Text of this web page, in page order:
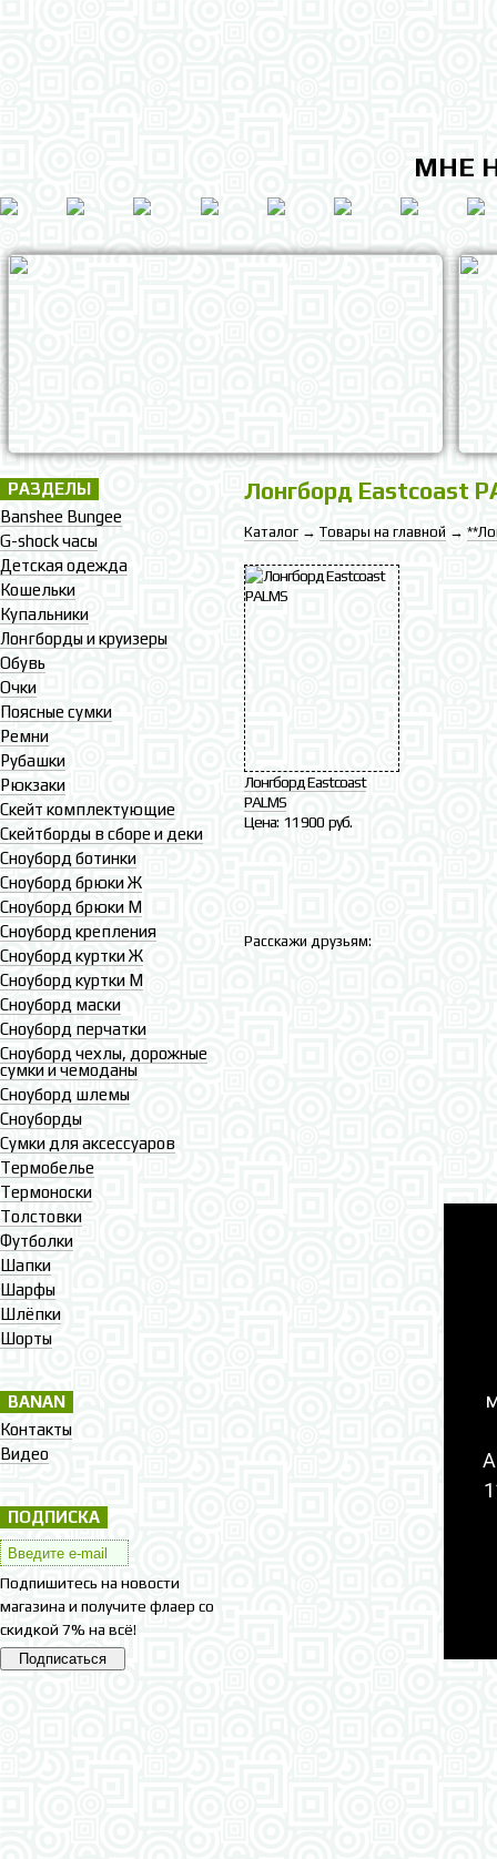
МНЕ
Лонгборд Eastcoast
Каталог → Товары на главной →
Лонгборд Eastcoast
PALMS
Цена: 11 900 руб.
Расскажи друзьям:
РАЗДЕЛЫ
Banshee Bungee
G-shock часы
Детская одежда
Кошельки
Купальники
Лонгборды и круизеры
Обувь
Очки
Поясные сумки
Ремни
Рубашки
Рюкзаки
Скейт комплектующие
Скейтборды в сборе и деки
Сноуборд ботинки
Сноуборд брюки Ж
Сноуборд брюки М
Сноуборд крепления
Сноуборд куртки Ж
Сноуборд куртки М
Сноуборд маски
Сноуборд перчатки
Сноуборд чехлы, дорожные
сумки и чемоданы
Сноуборд шлемы
Сноуборды
Сумки для аксессуаров
Термобелье
Термоноски
Толстовки
Футболки
Шапки
Шарфы
Шлёпки
Шорты
BANAN
Контакты
Видео
ПОДПИСКА
Подпишитесь на новости
магазина и получите флаер со
скидкой 7% на всё!